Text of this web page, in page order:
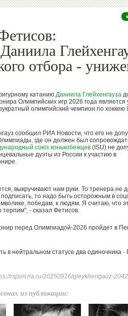
отбора -
катанию Даниила Глейхенгауза
Олимпийских игр 2026 года
олимпийский чемпион по хоккею
сообщил РИА Новости, что его не
где он должен был
союз конькобежцев (ISU) не
дуэты из России к участию в
выкручивают нам руки. То тренера не
то надо быть осторожным в
победам, к людям. Я считаю, что
- сказал Фетисов.
перед Олимпиадой-2026 пройдет в
в нейтральном статусе два одиночника -
rsport.ria.ru/20250916/gleykhengauz-
из публикации: